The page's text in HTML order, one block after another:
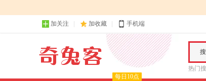
加关注 加收藏 手机端
热门
每日10点